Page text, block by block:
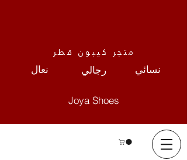
متجر كيبون قطر
نعال رجالي نسائي
Joya Shoes